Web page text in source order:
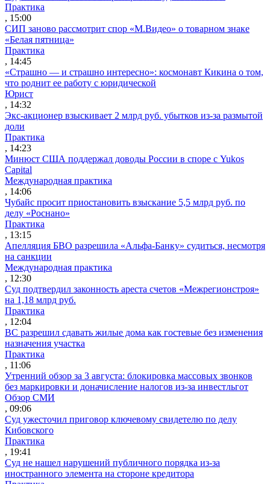
Практика
, 15:00
СИП заново рассмотрит спор «М.Видео» о товарном знаке
«Белая пятница»
Практика
, 14:45
«Страшно — и страшно интересно»: космонавт Кикина о том,
что роднит ее работу с юридической
Юрист
, 14:32
Экс-акционер взыскивает 2 млрд руб. убытков из-за размытой
доли
Практика
, 14:23
Минюст США поддержал доводы России в споре с Yukos
Capital
Международная практика
, 14:06
Чубайс просит приостановить взыскание 5,5 млрд руб. по
делу «Роснано»
Практика
, 13:15
Апелляция БВО разрешила «Альфа-Банку» судиться, несмотря
на санкции
Международная практика
, 12:30
Суд подтвердил законность ареста счетов «Межрегионстроя»
на 1,18 млрд руб.
Практика
, 12:04
ВС разрешил сдавать жилые дома как гостевые без изменения
назначения участка
Практика
, 11:06
Утренний обзор за 3 августа: блокировка массовых звонков
без маркировки и доначисление налогов из-за инвестльгот
Обзор СМИ
, 09:06
Суд ужесточил приговор ключевому свидетелю по делу
Кибовского
Практика
, 19:41
Суд не нашел нарушений публичного порядка из-за
иностранного элемента на стороне кредитора